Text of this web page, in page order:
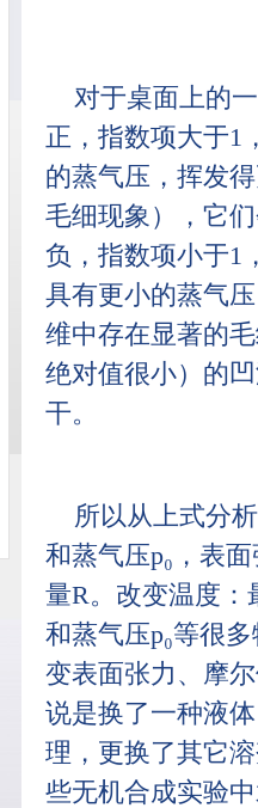
对于桌面上的
正，指数项大于1
的蒸气压，挥发
毛细现象），它
负，指数项小于1
具有更小的蒸气
维中存在显著的
绝对值很小）的
干。
所以从上式分
和蒸气压p₀，表
量R。改变温度：
和蒸气压p₀等很
变表面张力、摩
说是换了一种液
理，更换了其它
些无机合成实验